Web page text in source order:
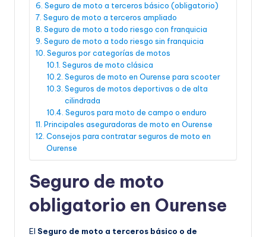
Seguro de moto a terceros básico (obligatorio)
Seguro de moto a terceros ampliado
Seguro de moto a todo riesgo con franquicia
Seguro de moto a todo riesgo sin franquicia
Seguros por categorías de motos
Seguros de moto clásica
Seguros de moto en Ourense para scooter
Seguros de motos deportivas o de alta
cilindrada
Seguros para moto de campo o enduro
Principales aseguradoras de moto en Ourense
Consejos para contratar seguros de moto en
Ourense
Seguro de moto
obligatorio en Ourense
El Seguro de moto a terceros básico o de